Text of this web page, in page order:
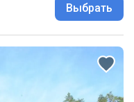
Выбрать